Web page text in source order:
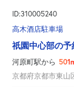
ID:310005240
高木酒店駐車場
祇園中心部の
河原町駅から
京都府京都市東山